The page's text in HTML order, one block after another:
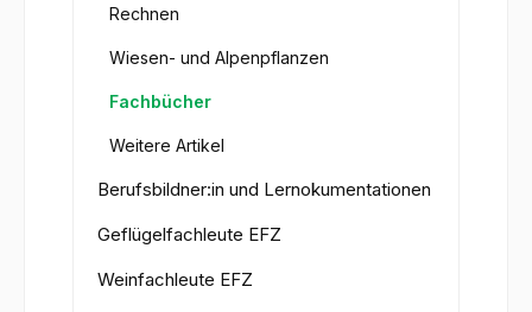
Rechnen
Wiesen- und Alpenpflanzen
Fachbücher
Weitere Artikel
Berufsbildner:in und Lernokumentationen
Geflügelfachleute EFZ
Weinfachleute EFZ